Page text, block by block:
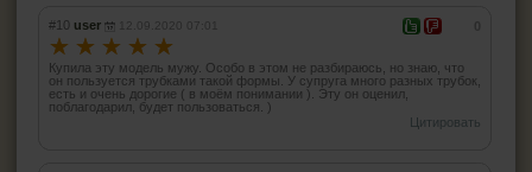
#10 user 12.09.2020 07:01
☆ ☆ ☆ ☆ ☆
Купила эту модель мужу. Особо в этом не разбираюсь, но знаю, что
он пользуется трубками такой формы. У супруга много разных трубок,
есть и очень дорогие ( в моём понимании ). Эту он оценил,
поблагодарил, будет пользоваться. )
Цитировать